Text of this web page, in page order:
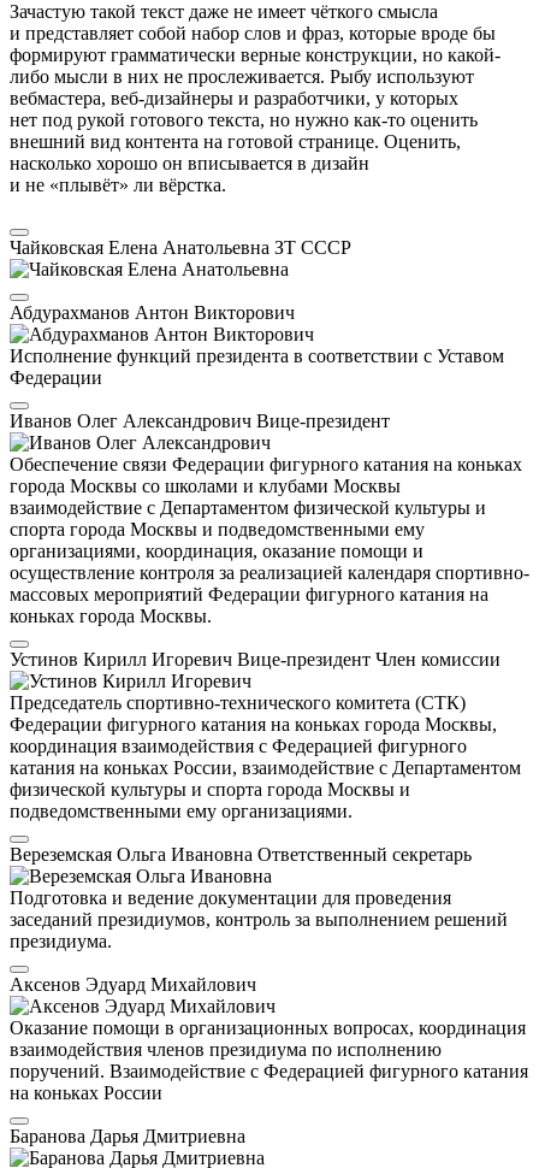
Зачастую такой текст даже не имеет чёткого смысла
и представляет собой набор слов и фраз, которые вроде бы
формируют грамматически верные конструкции, но какой-
либо мысли в них не прослеживается. Рыбу используют
вебмастера, веб-дизайнеры и разработчики, у которых
нет под рукой готового текста, но нужно как-то оценить
внешний вид контента на готовой странице. Оценить,
насколько хорошо он вписывается в дизайн
и не «плывёт» ли вёрстка.
Чайковская Елена Анатольевна ЗТ СССР
Абдурахманов Антон Викторович
Исполнение функций президента в соответствии с Уставом
Федерации
Иванов Олег Александрович Вице-президент
Обеспечение связи Федерации фигурного катания на коньках
города Москвы со школами и клубами Москвы
взаимодействие с Департаментом физической культуры и
спорта города Москвы и подведомственными ему
организациями, координация, оказание помощи и
осуществление контроля за реализацией календаря спортивно-
массовых мероприятий Федерации фигурного катания на
коньках города Москвы.
Устинов Кирилл Игоревич Вице-президент Член комиссии
Председатель спортивно-технического комитета (СТК)
Федерации фигурного катания на коньках города Москвы,
координация взаимодействия с Федерацией фигурного
катания на коньках России, взаимодействие с Департаментом
физической культуры и спорта города Москвы и
подведомственными ему организациями.
Вереземская Ольга Ивановна Ответственный секретарь
Подготовка и ведение документации для проведения
заседаний президиумов, контроль за выполнением решений
президиума.
Аксенов Эдуард Михайлович
Оказание помощи в организационных вопросах, координация
взаимодействия членов президиума по исполнению
поручений. Взаимодействие с Федерацией фигурного катания
на коньках России
Баранова Дарья Дмитриевна